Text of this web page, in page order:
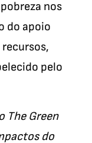
nos
do apoio
pelo
The Green
do